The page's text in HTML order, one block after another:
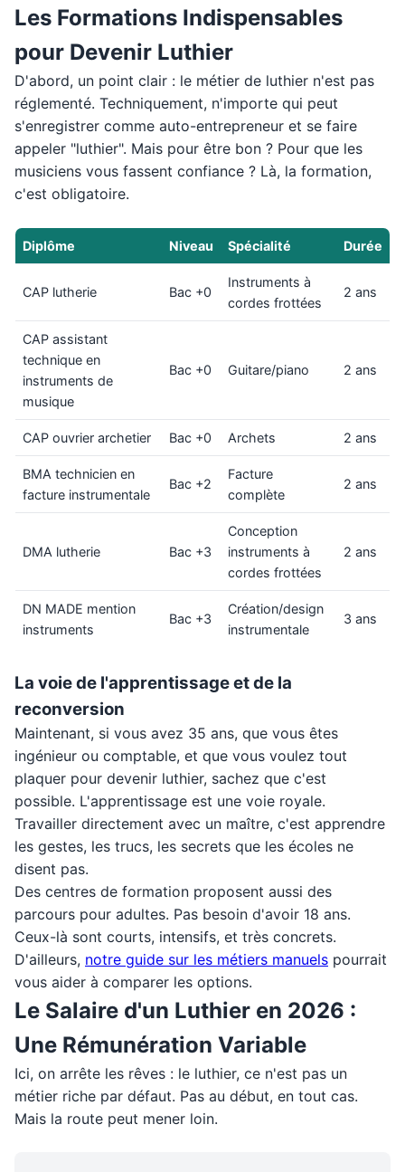
Les Formations Indispensables
pour Devenir Luthier
D'abord, un point clair : le métier de luthier n'est pas
réglementé. Techniquement, n'importe qui peut
s'enregistrer comme auto-entrepreneur et se faire
appeler "luthier". Mais pour être bon ? Pour que les
musiciens vous fassent confiance ? Là, la formation,
c'est obligatoire.
Diplôme Niveau Spécialité Durée
CAP lutherie Bac +0
Instruments à
cordes frottées
2 ans
CAP assistant
technique en
instruments de
musique
Bac +0 Guitare/piano 2 ans
CAP ouvrier archetier Bac +0 Archets 2 ans
BMA technicien en
facture instrumentale
Bac +2
Facture
complète
2 ans
DMA lutherie Bac +3
Conception
instruments à
cordes frottées
2 ans
DN MADE mention
instruments
Bac +3
Création/design
instrumentale
3 ans
La voie de l'apprentissage et de la
reconversion
Maintenant, si vous avez 35 ans, que vous êtes
ingénieur ou comptable, et que vous voulez tout
plaquer pour devenir luthier, sachez que c'est
possible. L'apprentissage est une voie royale.
Travailler directement avec un maître, c'est apprendre
les gestes, les trucs, les secrets que les écoles ne
disent pas.
Des centres de formation proposent aussi des
parcours pour adultes. Pas besoin d'avoir 18 ans.
Ceux-là sont courts, intensifs, et très concrets.
D'ailleurs, notre guide sur les métiers manuels pourrait
vous aider à comparer les options.
Le Salaire d'un Luthier en 2026 :
Une Rémunération Variable
Ici, on arrête les rêves : le luthier, ce n'est pas un
métier riche par défaut. Pas au début, en tout cas.
Mais la route peut mener loin.